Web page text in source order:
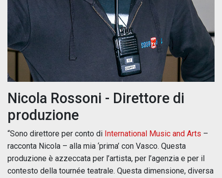
Nicola Rossoni - Direttore di
produzione
“Sono direttore per conto di International Music and Arts –
racconta Nicola – alla mia ‘prima’ con Vasco. Questa
produzione è azzeccata per l’artista, per l’agenzia e per il
contesto della tournée teatrale. Questa dimensione, diversa